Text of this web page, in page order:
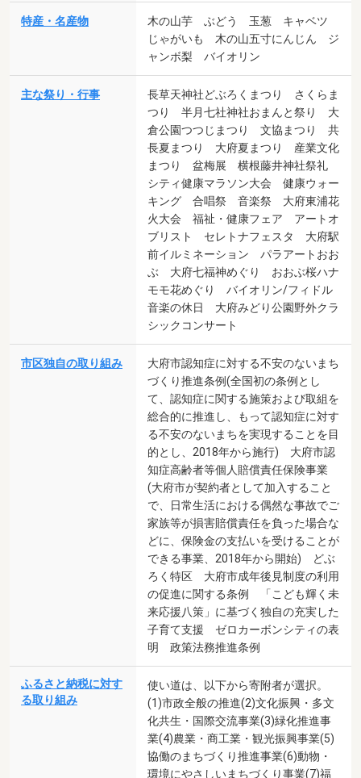
特産・名産物
木の山芋 ぶどう 玉葱 キャベツ
じゃがいも 木の山五寸にんじん ジ
ャンボ梨 バイオリン
主な祭り・行事
長草天神社どぶろくまつり さくらま
つり 半月七社神社おまんと祭り 大
倉公園つつじまつり 文協まつり 共
長夏まつり 大府夏まつり 産業文化
まつり 盆梅展 横根藤井神社祭礼
シティ健康マラソン大会 健康ウォー
キング 合唱祭 音楽祭 大府東浦花
火大会 福祉・健康フェア アートオ
ブリスト セレトナフェスタ 大府駅
前イルミネーション パラアートおお
ぶ 大府七福神めぐり おおぶ桜ハナ
モモ花めぐり バイオリン/フィドル
音楽の休日 大府みどり公園野外クラ
シックコンサート
市区独自の取り組み
大府市認知症に対する不安のないまち
づくり推進条例(全国初の条例とし
て、認知症に関する施策および取組を
総合的に推進し、もって認知症に対す
る不安のないまちを実現することを目
的とし、2018年から施行) 大府市認
知症高齢者等個人賠償責任保険事業
(大府市が契約者として加入すること
で、日常生活における偶然な事故でご
家族等が損害賠償責任を負った場合な
どに、保険金の支払いを受けることが
できる事業、2018年から開始) どぶ
ろく特区 大府市成年後見制度の利用
の促進に関する条例 「こども輝く未
来応援八策」に基づく独自の充実した
子育て支援 ゼロカーボンシティの表
明 政策法務推進条例
ふるさと納税に対す
る取り組み
使い道は、以下から寄附者が選択。
(1)市政全般の推進(2)文化振興・多文
化共生・国際交流事業(3)緑化推進事
業(4)農業・商工業・観光振興事業(5)
協働のまちづくり推進事業(6)動物・
環境にやさしいまちづくり事業(7)福